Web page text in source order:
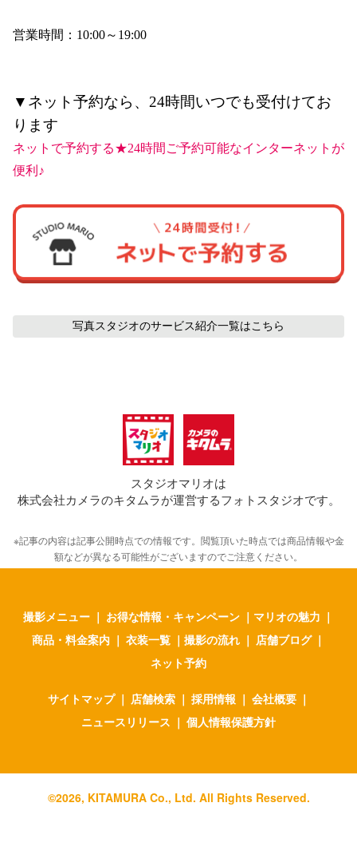
営業時間：10:00～19:00
▼ネット予約なら、24時間いつでも受付けてお
ります
ネットで予約する★24時間ご予約可能なインターネットが
便利♪
写真スタジオのサービス紹介一覧はこちら
スタジオマリオは
株式会社カメラのキタムラが運営するフォトスタジオです。
※記事の内容は記事公開時点での情報です。閲覧頂いた時点では商品情報や金
額などが異なる可能性がございますのでご注意ください。
撮影メニュー ｜ お得な情報・キャンペーン ｜ マリオの魅力 ｜
商品・料金案内 ｜ 衣装一覧 ｜ 撮影の流れ ｜ 店舗ブログ ｜
ネット予約
サイトマップ ｜ 店舗検索 ｜ 採用情報 ｜ 会社概要 ｜
ニュースリリース ｜ 個人情報保護方針
©2026, KITAMURA Co., Ltd. All Rights Reserved.